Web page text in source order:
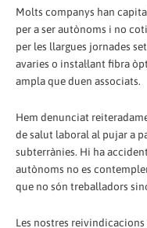
Molts companys han
per a ser autònoms i no
per les llargues jornades
avaries o instal·lant fibra
ampla que duen associats.
Hem denunciat
de salut laboral al pujar a
subterrànies. Hi ha
autònoms no es
que no són treballadors
Les nostres